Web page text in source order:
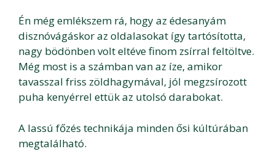
Én még emlékszem rá, hogy az édesanyám
disznóvágáskor az oldalasokat így tartósította,
nagy bödönben volt eltéve finom zsírral feltöltve.
Még most is a számban van az íze, amikor
tavasszal friss zöldhagymával, jól megzsírozott
puha kenyérrel ettük az utolsó darabokat.
A lassú főzés technikája minden ősi kúltúrában
megtalálható.